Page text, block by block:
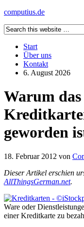
computius.de
Start
Über uns
Kontakt
6. August 2026
Warum
geworden
18. Februar 2012 von
Dieser Artikel erschien
AllThingsGerman.net.
Ware oder
einer Kreditkarte zu